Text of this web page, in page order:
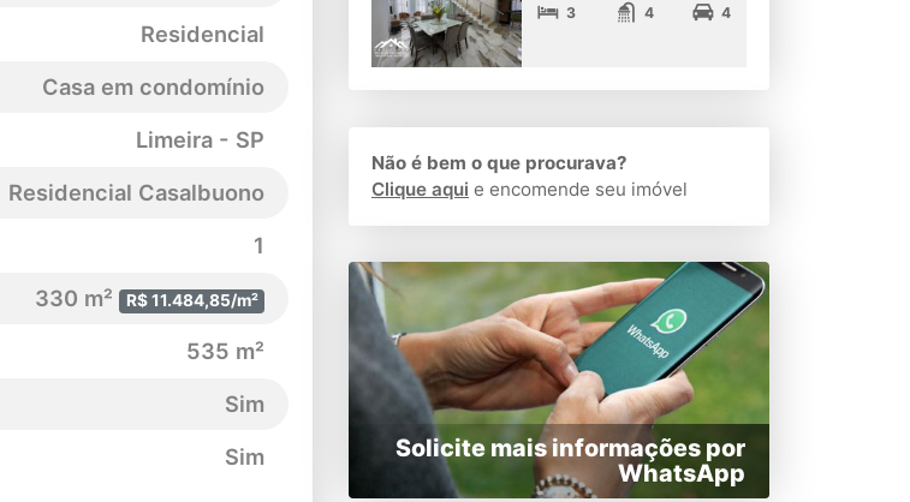
Residencial
Casa em condomínio
Limeira - SP
Residencial Casalbuono
1
330 m² R$ 11.484,85/m²
535 m²
Sim
Sim
3 4 4
Não é bem o que procurava?
Clique aqui e encomende seu imóvel
Solicite mais informações por
WhatsApp